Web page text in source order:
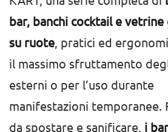
bar, banchi cocktail e
su ruote , pratici ed
il massimo sfruttamento
esterni o per l’uso durante
manifestazioni temporanee.
da spostare e sanificare, i